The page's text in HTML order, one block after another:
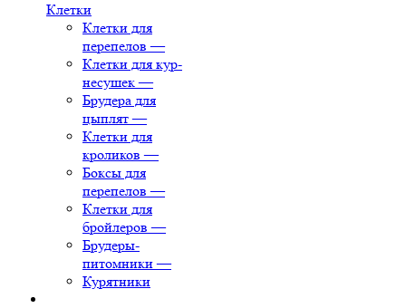
Клетки
Клетки для
перепелов —
Клетки для кур-
несушек —
Брудера для
цыплят —
Клетки для
кроликов —
Боксы для
перепелов —
Клетки для
бройлеров —
Брудеры-
питомники —
Курятники